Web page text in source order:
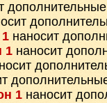
наносит
1 наносит
1 наносит